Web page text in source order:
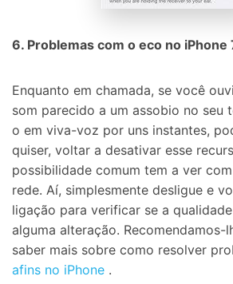
6. Problemas com o eco no iPhone
Enquanto em chamada, se você
som parecido a um assobio no seu
o em viva-voz por uns instantes,
quiser, voltar a desativar esse
possibilidade comum tem a ver
rede. Aí, simplesmente desligue e
ligação para verificar se a
alguma alteração. Recomendamos-
saber mais sobre como resolver
afins no iPhone .